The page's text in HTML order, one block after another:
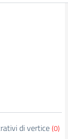
di vertice(0)